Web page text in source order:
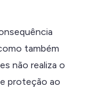
também
não realiza o
proteção ao